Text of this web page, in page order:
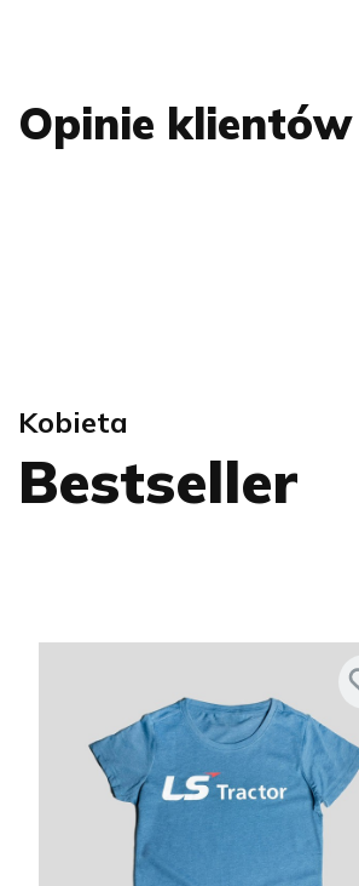
Opinie
Kobieta
Bestseller
Rozmiar: